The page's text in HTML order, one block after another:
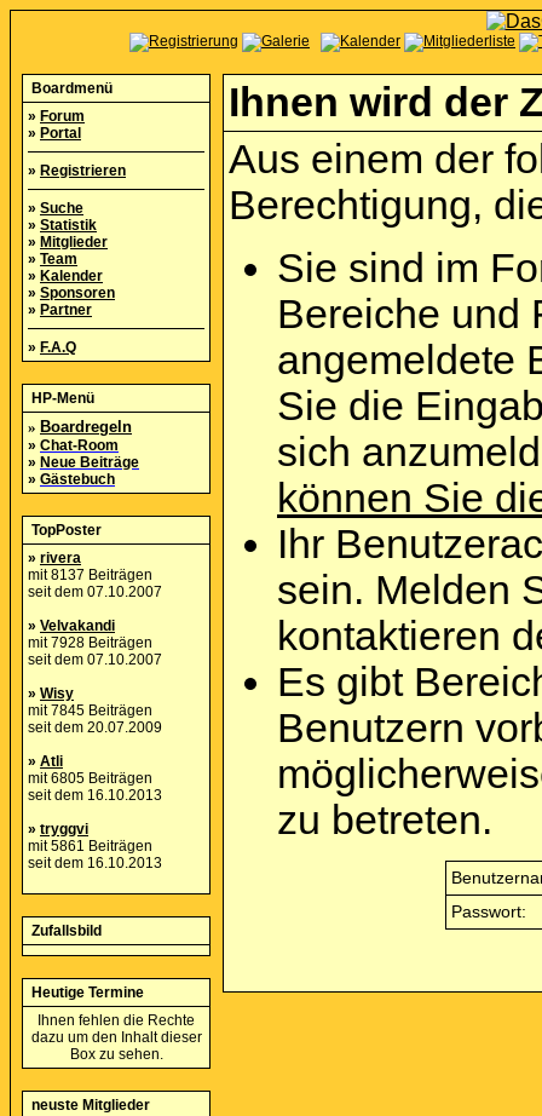
Boardmenü
» Forum
» Portal
» Registrieren
» Suche
» Statistik
» Mitglieder
» Team
» Kalender
» Sponsoren
» Partner
» F.A.Q
HP-Menü
» Boardregeln
» Chat-Room
» Neue Beiträge
» Gästebuch
TopPoster
» rivera
mit 8137 Beiträgen
seit dem 07.10.2007
» Velvakandi
mit 7928 Beiträgen
seit dem 07.10.2007
» Wisy
mit 7845 Beiträgen
seit dem 20.07.2009
» Atli
mit 6805 Beiträgen
seit dem 16.10.2013
» tryggvi
mit 5861 Beiträgen
seit dem 16.10.2013
Zufallsbild
Heutige Termine
Ihnen fehlen die Rechte
dazu um den Inhalt dieser
Box zu sehen.
neuste Mitglieder
Ihnen wird der
Aus einem der
Berechtigung,
Sie sind im
Bereiche und
angemeldete
Sie die
sich
können Sie
Ihr
sein. Melden
kontaktieren
Es gibt
Benutzern
zu betreten.
Passwort: